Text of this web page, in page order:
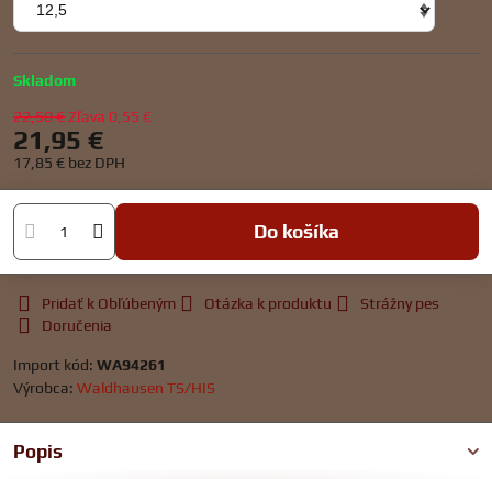
Skladom
22,50 €Zľava 0,55 €
21,95 €
17,85 € bez DPH
Do košíka
Pridať k Obľúbeným Otázka k produktu
Strážny pes
Doručenia
Import kód: WA94261
Výrobca: Waldhausen TS/HIS
Popis